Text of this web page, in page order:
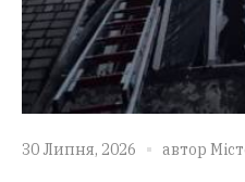
30 Липня, 2026 автор